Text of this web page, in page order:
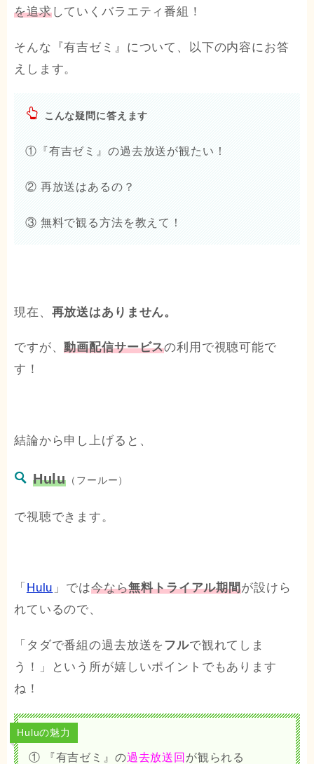
を追求していくバラエティ番組！
そんな『有吉ゼミ』について、以下の内容にお答
えします。
こんな疑問に答えます
①『有吉ゼミ』の過去放送が観たい！
② 再放送はあるの？
③ 無料で観る方法を教えて！
現在、 再放送はありません。
ですが、動画配信サービスの利用で視聴可能で
す！
結論から申し上げると、
Hulu （フールー）
で視聴できます。
「 Hulu 」では今なら無料トライアル期間が設けら
れているので、
「タダで番組の過去放送をフルで観れてしま
う！」という所が嬉しいポイントでもあります
ね！
Huluの魅力
① 『有吉ゼミ』の過去放送回 が観られる